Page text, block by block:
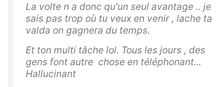
La volte n a donc qu'un seul avantage .. je
sais pas trop où tu veux en venir , lache ta
valda on gagnera du temps.
Et ton multi tâche lol. Tous les jours , des
gens font autre chose en téléphonant...
Hallucinant